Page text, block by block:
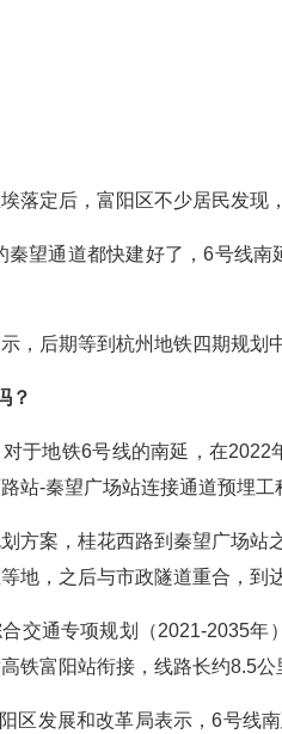
落定后，富阳区不少居民发现
秦望通道都快建好了，6号线
，后期等到杭州地铁四期规划
？
于地铁6号线的南延，在
站-秦望广场站连接通道预埋
方案，桂花西路到秦望广场站
地，之后与市政隧道重合，到
交通专项规划（2021-2035
铁富阳站衔接，线路长约8.5公
区发展和改革局表示，6号线